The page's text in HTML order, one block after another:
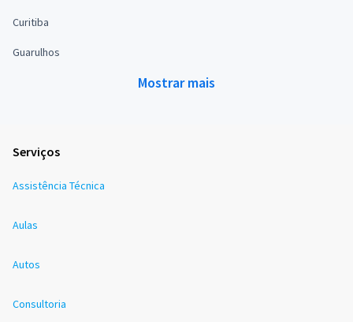
Curitiba
Guarulhos
Mostrar mais
Serviços
Assistência Técnica
Aulas
Autos
Consultoria